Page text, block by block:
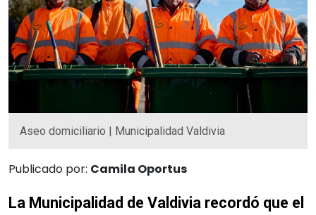
Aseo domiciliario | Municipalidad Valdivia
Publicado por: Camila Oportus
La Municipalidad de Valdivia recordó que el